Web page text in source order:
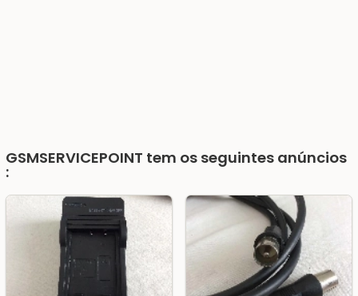
GSMSERVICEPOINT tem os seguintes anúncios
: